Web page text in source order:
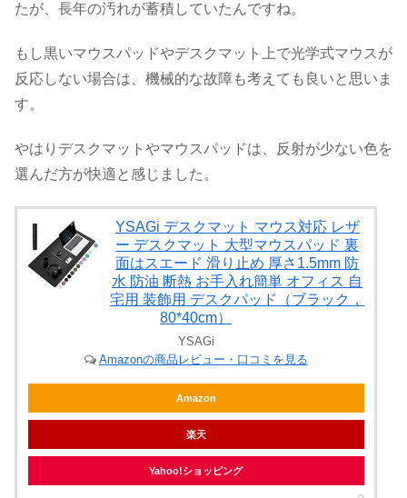
たが、長年の汚れが蓄積していたんですね。
もし黒いマウスパッドやデスクマット上で光学式マウスが
反応しない場合は、機械的な故障も考えても良いと思いま
す。
やはりデスクマットやマウスパッドは、反射が少ない色を
選んだ方が快適と感じました。
YSAGi デスクマット マウス対応 レザ
ー デスクマット 大型マウスパッド 裏
面はスエード 滑り止め 厚さ1.5mm 防
水 防油 断熱 お手入れ簡単 オフィス 自
宅用 装飾用 デスクパッド（ブラック，
80*40cm）
YSAGi
Amazonの商品レビュー・口コミを見る
Amazon
楽天
Yahoo!ショッピング